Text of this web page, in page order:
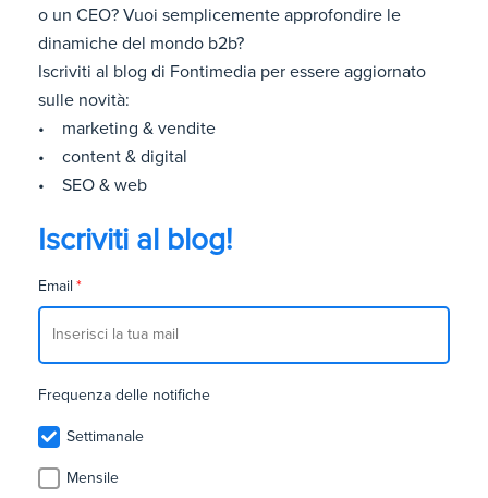
o un CEO? Vuoi semplicemente approfondire le
dinamiche del mondo b2b?
Iscriviti al blog di Fontimedia per essere aggiornato
sulle novità:
• marketing & vendite
• content & digital
• SEO & web
Iscriviti al blog!
Email *
Frequenza delle notifiche
Settimanale
Mensile